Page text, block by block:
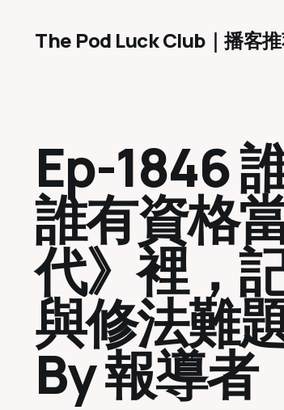
The Pod Luck Club｜播客
Ep-1846
誰有資格
代》裡，
與修法難
By 報導者